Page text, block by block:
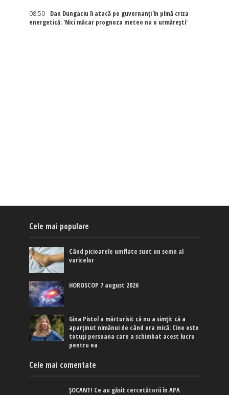
08:50
Dan Dungaciu îi atacă pe guvernanți în plină criza
energetică: 'Nici măcar prognoza meteo nu o urmărești'
Cele mai populare
Când picioarele umflate sunt un semn al
varicelor
HOROSCOP 7 august 2026
Gina Pistol a mărturisit că nu a simțit că a
aparținut nimănui de când era mică: Cine este
totuși persoana care a schimbat acest lucru
pentru ea
Cele mai comentate
ȘOCANT! Ce au găsit cercetătorii în APA